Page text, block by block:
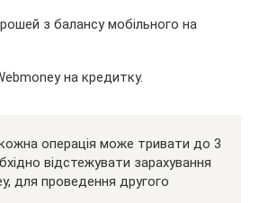
з балансу мобільного на
на кредитку.
операція може тривати до 3
відстежувати зарахування
для проведення другого